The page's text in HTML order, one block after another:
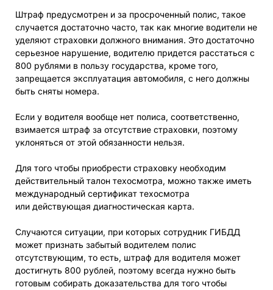
Штраф предусмотрен и за просроченный полис, такое
случается достаточно часто, так как многие водители не
уделяют страховки должного внимания. Это достаточно
серьезное нарушение, водителю придется расстаться с
800 рублями в пользу государства, кроме того,
запрещается эксплуатация автомобиля, с него должны
быть сняты номера.
Если у водителя вообще нет полиса, соответственно,
взимается штраф за отсутствие страховки, поэтому
уклоняться от этой обязанности нельзя.
Для того чтобы приобрести страховку необходим
действительный талон техосмотра, можно также иметь
международный сертификат техосмотра
или действующая диагностическая карта.
Случаются ситуации, при которых сотрудник ГИБДД
может признать забытый водителем полис
отсутствующим, то есть, штраф для водителя может
достигнуть 800 рублей, поэтому всегда нужно быть
готовым собирать доказательства для того чтобы